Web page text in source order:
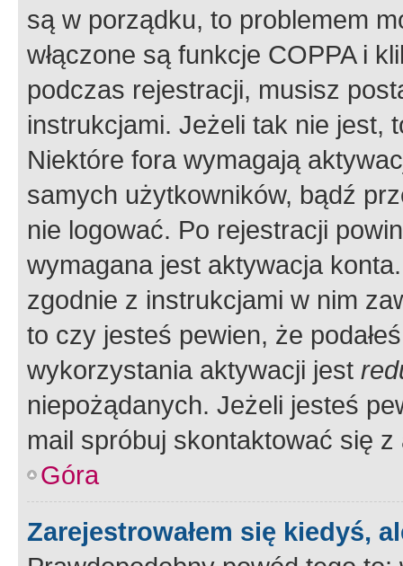
są w porządku, to problemem
włączone są funkcje COPPA i
podczas rejestracji, musisz
instrukcjami. Jeżeli tak nie jest,
Niektóre fora wymagają
samych użytkowników, bądź
nie logować. Po rejestracji
wymagana jest aktywacja
zgodnie z instrukcjami w nim
to czy jesteś pewien, że
wykorzystania aktywacji jest
niepożądanych. Jeżeli jesteś
mail spróbuj skontaktować się
Góra
Zarejestrowałem się kiedyś,